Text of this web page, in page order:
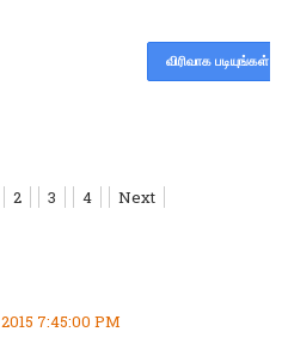
விரிவாக படியுங்கள்
2 3 4 Next
7:45:00 PM